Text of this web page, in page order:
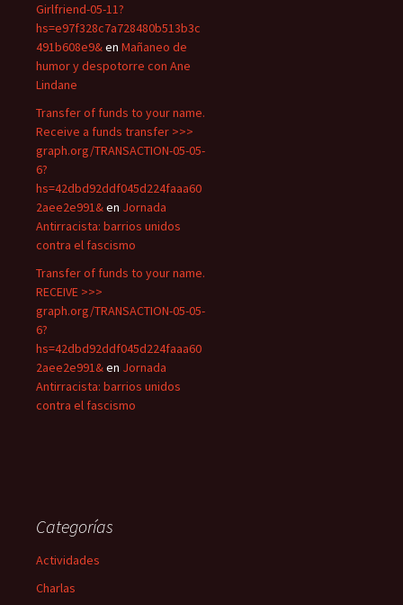
Girlfriend-05-11?
hs=e97f328c7a728480b513b3c
491b608e9&en Mañaneo de
humor y despotorre con Ane
Lindane
Transfer of funds to your name.
Receive a funds transfer >>>
graph.org/TRANSACTION-05-05-
6?
hs=42dbd92ddf045d224faaa60
2aee2e991&en Jornada
Antirracista: barrios unidos
contra el fascismo
Transfer of funds to your name.
RECEIVE >>>
graph.org/TRANSACTION-05-05-
6?
hs=42dbd92ddf045d224faaa60
2aee2e991&en Jornada
Antirracista: barrios unidos
contra el fascismo
Categorías
Actividades
Charlas